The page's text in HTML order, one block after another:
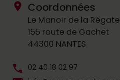
location_on Coordonnées
Le Manoir de la Régate
155 route de Gachet
44300 NANTES
phone 02 40 18 02 97